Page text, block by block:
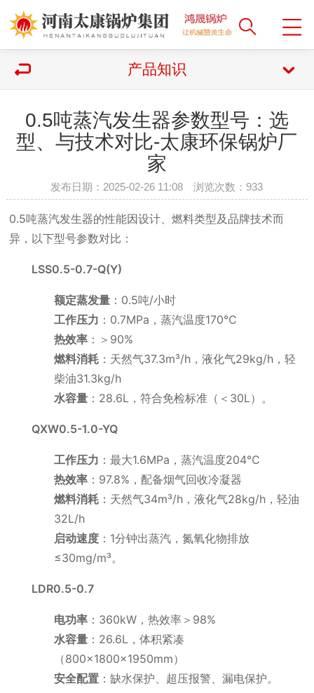
产品知识
0.5吨蒸汽发生器参数型号：选
型、与技术对比-太康环保锅炉厂
家
发布日期：2025-02-26 11:08 浏览次数： 933
0.5吨蒸汽发生器的性能因设计、燃料类型及品牌技术而
异，以下型号参数对比：
LSS0.5-0.7-Q(Y)
额定蒸发量 ：0.5吨/小时
工作压力 ：0.7MPa，蒸汽温度170℃
热效率 ：＞90%
燃料消耗 ：天然气37.3m³/h，液化气29kg/h，轻
柴油31.3kg/h
水容量 ：28.6L，符合免检标准（＜30L）。
QXW0.5-1.0-YQ
工作压力 ：最大1.6MPa，蒸汽温度204℃
热效率 ：97.8%，配备烟气回收冷凝器
燃料消耗 ：天然气34m³/h，液化气28kg/h，轻油
32L/h
启动速度 ：1分钟出蒸汽，氮氧化物排放
≤30mg/m³。
LDR0.5-0.7
电功率 ：360kW，热效率＞98%
水容量 ：26.6L，体积紧凑
（800×1800×1950mm）
安全配置 ：缺水保护、超压报警、漏电保护。